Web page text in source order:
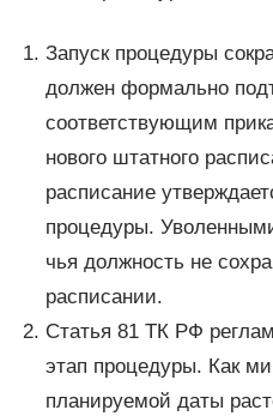
Запуск процедуры
должен формально
соответствующим
нового штатного
расписание
процедуры.
чья должность не
расписании.
Статья 81 ТК РФ
этап процедуры. Как
планируемой даты